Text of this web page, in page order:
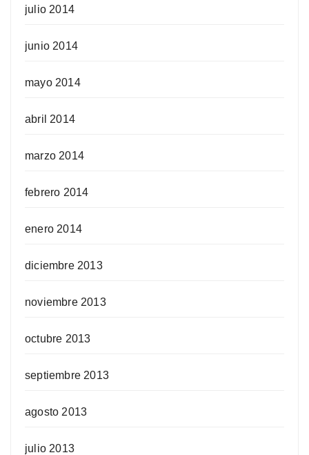
julio 2014
junio 2014
mayo 2014
abril 2014
marzo 2014
febrero 2014
enero 2014
diciembre 2013
noviembre 2013
octubre 2013
septiembre 2013
agosto 2013
julio 2013